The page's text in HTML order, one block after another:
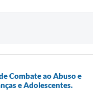
Combate ao Abuso e
e Adolescentes.